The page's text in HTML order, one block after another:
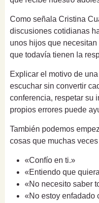
Como señala Cristina
discusiones cotidianas
unos hijos que
que todavía tienen la
Explicar el motivo de
escuchar sin convertir
conferencia, respetar su
propios errores puede
También podemos
cosas que muchas
«Confío en ti.»
«Entiendo que
«No necesito saber
«No estoy enfadado